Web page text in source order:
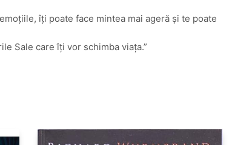
îți poate face mintea mai ageră și te poate
Sale care îți vor schimba viața.”